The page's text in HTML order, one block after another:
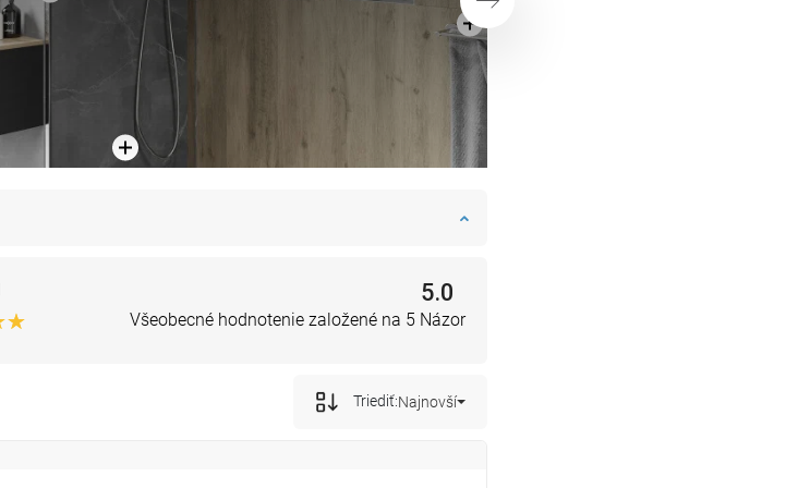
Ďalej
5.0
Všeobecné hodnotenie založené na 5 Názor
Triediť:Najnovší